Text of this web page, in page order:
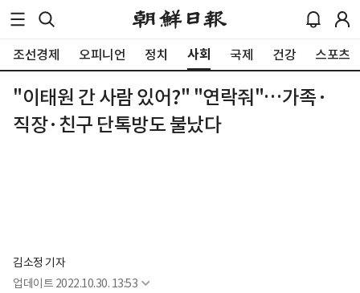
조선경제 오피니언 정치 사회 국제 건강 스포츠
"이태원 간 사람 있어?" "연락줘"…가족·
직장·친구 단톡방도 불났다
김소정 기자
업데이트 2022.10.30. 13:53